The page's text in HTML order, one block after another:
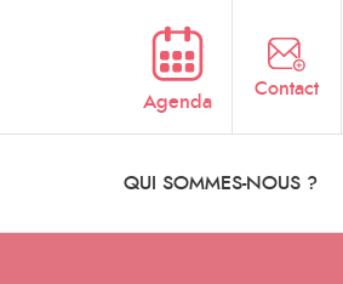
Agenda
Contact
QUI SOMMES-NOUS ?